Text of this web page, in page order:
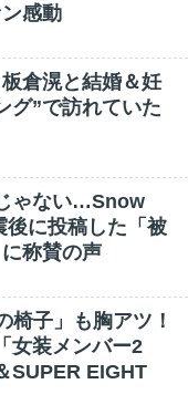
感動
倉滉と結婚＆妊
グ”で訪れていた
ゃない…Snow
後に投稿した「被
称賛の声
椅子」も胸アツ！
女装メンバー2
SUPER EIGHT